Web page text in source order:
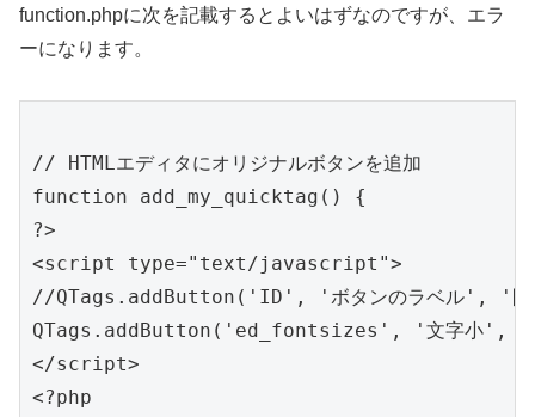
function.phpに次を記載するとよいはずなのですが、エラ
ーになります。
// HTMLエディタにオリジナルボタンを追加
function add_my_quicktag() {
?>
<script type="text/javascript">
//QTags.addButton('ID', 'ボタンのラベル', '
QTags.addButton('ed_fontsizes', '文字
</script>
<?php